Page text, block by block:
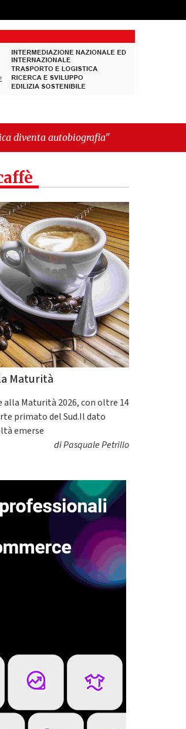
Maturità
alla Maturità 2026, con oltre 14
primato del Sud.Il dato
emerse
diPasquale Petrillo